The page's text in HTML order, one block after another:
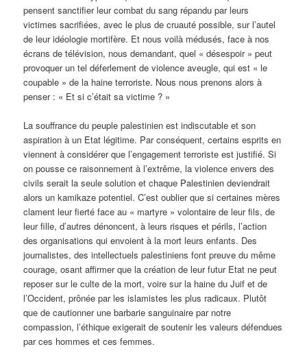
pensent sanctifier leur combat du sang répandu par leurs
victimes sacrifiées, avec le plus de cruauté possible, sur l’autel
de leur idéologie mortifère. Et nous voilà médusés, face à nos
écrans de télévision, nous demandant, quel « désespoir » peut
provoquer un tel déferlement de violence aveugle, qui est « le
coupable » de la haine terroriste. Nous nous prenons alors à
penser : « Et si c’était sa victime ? »
La souffrance du peuple palestinien est indiscutable et son
aspiration à un Etat légitime. Par conséquent, certains esprits en
viennent à considérer que l’engagement terroriste est justifié. Si
on pousse ce raisonnement à l’extrême, la violence envers des
civils serait la seule solution et chaque Palestinien deviendrait
alors un kamikaze potentiel. C’est oublier que si certaines mères
clament leur fierté face au « martyre » volontaire de leur fils, de
leur fille, d’autres dénoncent, à leurs risques et périls, l’action
des organisations qui envoient à la mort leurs enfants. Des
journalistes, des intellectuels palestiniens font preuve du même
courage, osant affirmer que la création de leur futur Etat ne peut
reposer sur le culte de la mort, voire sur la haine du Juif et de
l’Occident, prônée par les islamistes les plus radicaux. Plutôt
que de cautionner une barbarie sanguinaire par notre
compassion, l’éthique exigerait de soutenir les valeurs défendues
par ces hommes et ces femmes.